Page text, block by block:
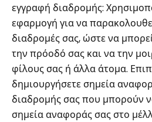
εγγραφή διαδρομής:
εφαρμογή για να
διαδρομές σας, ώστε να
την πρόοδό σας και να την
φίλους σας ή άλλα άτομα.
δημιουργήσετε σημεία
διαδρομής σας που μπορούν
σημεία αναφοράς σας στο